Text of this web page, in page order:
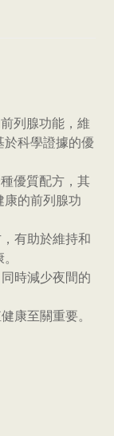
列腺功能，維
科學證據的優
優質配方，其
康的前列腺功
有助於維持和
時減少夜間的
康至關重要。